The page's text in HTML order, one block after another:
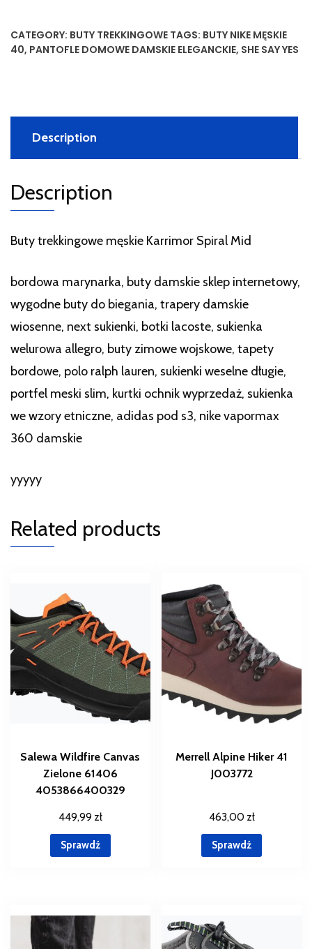
CATEGORY: BUTY TREKKINGOWE TAGS: BUTY NIKE MĘSKIE
40, PANTOFLE DOMOWE DAMSKIE ELEGANCKIE, SHE SAY YES
Description
Description
Buty trekkingowe męskie Karrimor Spiral Mid
bordowa marynarka, buty damskie sklep internetowy,
wygodne buty do biegania, trapery damskie
wiosenne, next sukienki, botki lacoste, sukienka
welurowa allegro, buty zimowe wojskowe, tapety
bordowe, polo ralph lauren, sukienki weselne długie,
portfel meski slim, kurtki ochnik wyprzedaż, sukienka
we wzory etniczne, adidas pod s3, nike vapormax
360 damskie
yyyyy
Related products
Salewa Wildfire Canvas
Zielone 61406
4053866400329
449,99 zł
Sprawdź
Merrell Alpine Hiker 41
J003772
463,00 zł
Sprawdź